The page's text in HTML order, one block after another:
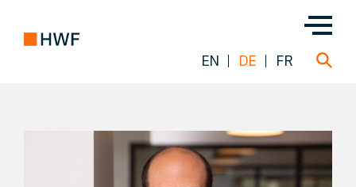
Über uns
EN DE FR